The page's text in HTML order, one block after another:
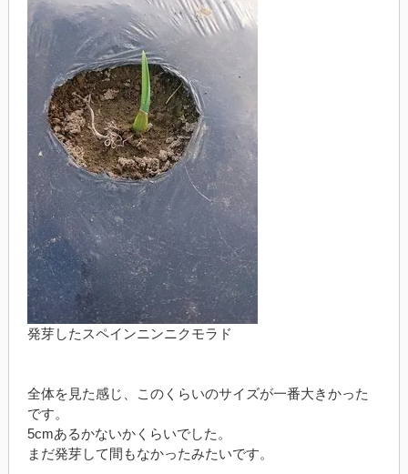
発芽したスペインニンニクモラド
全体を見た感じ、このくらいのサイズが一番大きかった
です。
5cmあるかないかくらいでした。
まだ発芽して間もなかったみたいです。